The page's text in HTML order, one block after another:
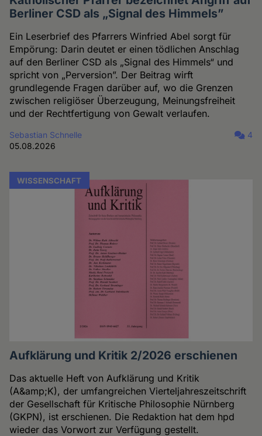
Berliner CSD als „Signal des Himmels”
Ein Leserbrief des Pfarrers Winfried Abel sorgt für
Empörung: Darin deutet er einen tödlichen Anschlag
auf den Berliner CSD als „Signal des Himmels“ und
spricht von „Perversion”. Der Beitrag wirft
grundlegende Fragen darüber auf, wo die Grenzen
zwischen religiöser Überzeugung, Meinungsfreiheit
und der Rechtfertigung von Gewalt verlaufen.
Sebastian Schnelle
05.08.2026
4
WISSENSCHAFT
Aufklärung und Kritik 2/2026 erschienen
Das aktuelle Heft von Aufklärung und Kritik
(A&amp;K), der umfangreichen Vierteljahreszeitschrift
der Gesellschaft für Kritische Philosophie Nürnberg
(GKPN), ist erschienen. Die Redaktion hat dem hpd
wieder das Vorwort zur Verfügung gestellt.